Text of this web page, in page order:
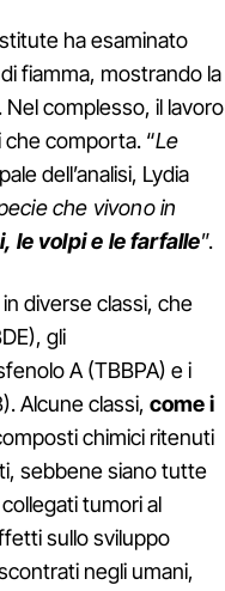
ha esaminato
fiamma, mostrando la
complesso, il lavoro
che comporta. “Le
dell’analisi, Lydia
che vivono in
le volpi e le farfalle”.
diverse classi, che
gli
A (TBBPA) e i
Alcune classi, come i
chimici ritenuti
sebbene siano tutte
tumori al
sullo sviluppo
negli umani,